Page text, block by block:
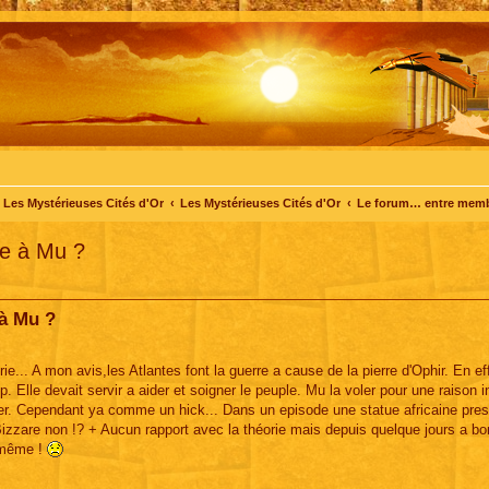
Les Mystérieuses Cités d'Or Les Mystérieuses Cités d'Or Le forum… entre
à Mu ?
Mu ?
A mon avis,les Atlantes font la guerre a cause de la pierre d'Ophir. En
Elle devait servir a aider et soigner le peuple. Mu la voler pour une raison
Cependant ya comme un hick... Dans un episode une statue africaine
non !? + Aucun rapport avec la théorie mais depuis quelque jours a
!